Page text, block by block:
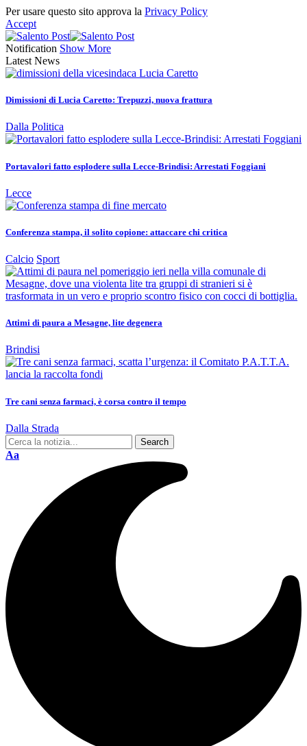
Per usare questo sito approva la Privacy Policy
Accept
Notification Show More
Latest News
Dimissioni di Lucia Caretto: Trepuzzi, nuova frattura
Dalla Politica
Portavalori fatto esplodere sulla Lecce-Brindisi: Arrestati Foggiani
Lecce
Conferenza stampa, il solito copione: attaccare chi critica
Calcio Sport
Attimi di paura a Mesagne, lite degenera
Brindisi
Tre cani senza farmaci, è corsa contro il tempo
Dalla Strada
Aa